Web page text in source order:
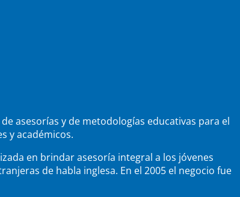
asesorías y de metodologías educativas para el
y académicos.
en brindar asesoría integral a los jóvenes
de habla inglesa. En el 2005 el negocio fue